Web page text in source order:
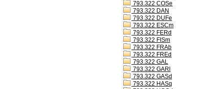
793.322 COSe
793.322 DAN
793.322 DUFe
793.322 ESCm
793.322 FERd
793.322 FISm
793.322 FRAb
793.322 FREd
793.322 GAL
793.322 GARl
793.322 GASd
793.322 HASq